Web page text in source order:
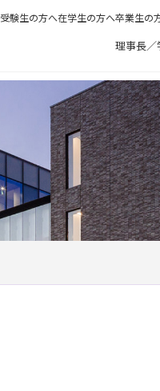
受験生の方へ在学生の方へ卒業生の
理事長